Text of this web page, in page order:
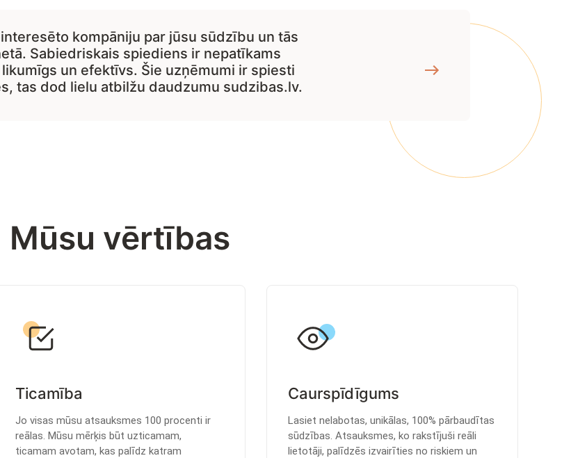
kompāniju par jūsu sūdzību un tās
Sabiedriskais spiediens ir nepatīkams
un efektīvs. Šie uzņēmumi ir spiesti
tas dod lielu atbilžu daudzumu sudzibas.lv.
Mūsu vērtības
Ticamība
Jo visas mūsu atsauksmes 100 procenti ir
reālas. Mūsu mērķis būt uzticamam,
ticamam avotam, kas palīdz katram
Caurspīdīgums
Lasiet nelabotas, unikālas, 100% pārbaudītas
sūdzības. Atsauksmes, ko rakstījuši reāli
lietotāji, palīdzēs izvairīties no riskiem un